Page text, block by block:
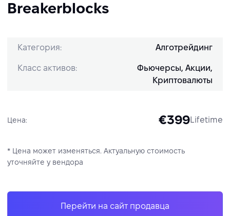
Breakerblocks
Категория: Алготрейдинг
Класс активов:
Фьючерсы, Акции,
Криптовалюты
Цена: €399Lifetime
* Цена может изменяться. Актуальную стоимость
уточняйте у вендора
Перейти на сайт продавца